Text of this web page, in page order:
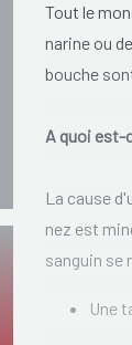
Tout le
narine ou
bouche
A quoi est-
La cause
nez est
sanguin se
Une